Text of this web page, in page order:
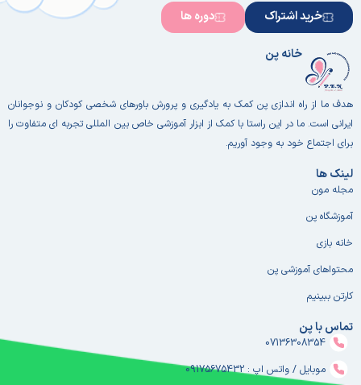
خرید اشتراک
دوره ها
خانه پن
هدف ما از راه اندازی پن کمک به یادگیری و پرورش باورهای شخصی کودکان و نوجوانان
ایرانی است. ما در این راستا با کمک از ابزار آموزشی خاص بین المللی تجربه ای متفاوت را
برای اجتماع خود به وجود آوریم.
لینک ها
مجله مون
آموزشگاه پن
خانه بازی
محتواهای آموزشی پن
کارتن ببینیم
تماس با پن
07136308354
موبایل / واتس اپ : 09175675432